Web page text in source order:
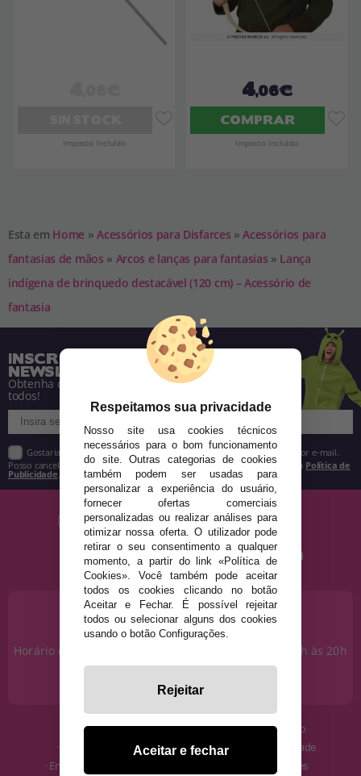
Imposto Incluído
4,06€
COMPRAR
Imposto Incluído
Esta em Home » Acessórios para Disfarces » Acessórios para
fantasias de mãos » Arcos e lanças para fantasias » Lança
indígena de brinquedo destacável (120 cm) – Acessório de
fantasia
INSCREVA-SE NA NOSSA
NEWSLETTER
Obtenha descontos e saiba de tudo antes de
todos!
Gostaria de receber descontos exclusivos, novidades e tendências por e-mail.
Posso cancelar a inscrição a qualquer momento, conforme estipulado na Política de
Publicidade
PRECISA DE AJUDA?
915 793 695
Horário de segunda a sexta das 10h às 14h e das 17h às 20h
info@disfracestuyyo.pt
· Quem somos
· Como comprar
· Envios e Devoluções
· Condições de uso
· Política de Privacidade
· Política de Cookies
Respeitamos sua privacidade
Nosso site usa cookies técnicos
necessários para o bom funcionamento
do site. Outras categorias de cookies
também podem ser usadas para
personalizar a experiência do usuário,
fornecer ofertas comerciais
personalizadas ou realizar análises para
otimizar nossa oferta. O utilizador pode
retirar o seu consentimento a qualquer
momento, a partir do link «Política de
Cookies». Você também pode aceitar
todos os cookies clicando no botão
Aceitar e Fechar. É possível rejeitar
todos ou selecionar alguns dos cookies
usando o botão Configurações.
Rejeitar
Aceitar e fechar